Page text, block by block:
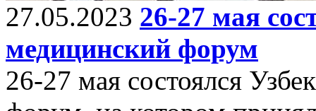
27.05.2023 26-27 мая
медицинский форум
26-27 мая состоялся